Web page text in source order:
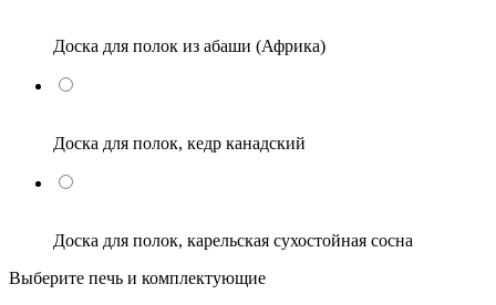
Доска для полок из абаши (Африка)
Доска для полок, кедр канадский
Доска для полок, карельская сухостойная сосна
Выберите печь и комплектующие